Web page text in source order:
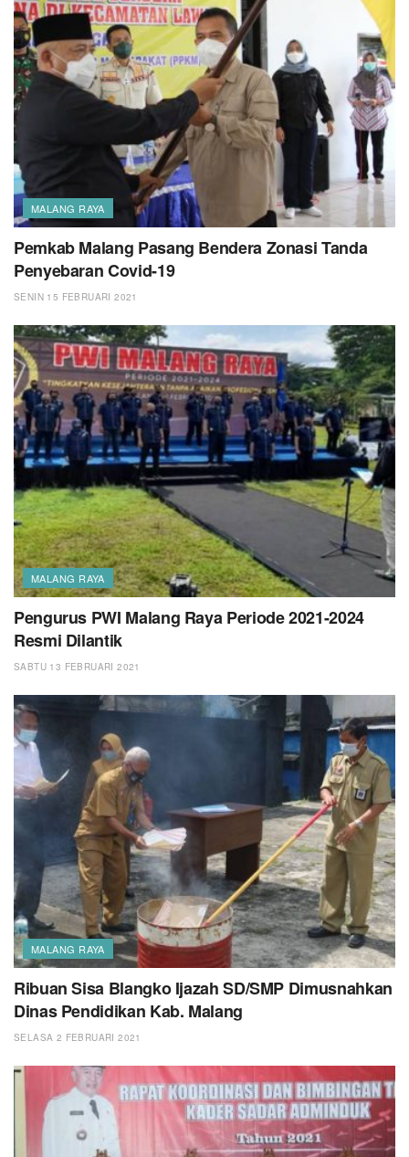
MALANG RAYA
Pemkab Malang Pasang Bendera Zonasi Tanda
Penyebaran Covid-19
SENIN 15 FEBRUARI 2021
MALANG RAYA
Pengurus PWI Malang Raya Periode 2021-2024
Resmi Dilantik
SABTU 13 FEBRUARI 2021
MALANG RAYA
Ribuan Sisa Blangko Ijazah SD/SMP Dimusnahkan
Dinas Pendidikan Kab. Malang
SELASA 2 FEBRUARI 2021